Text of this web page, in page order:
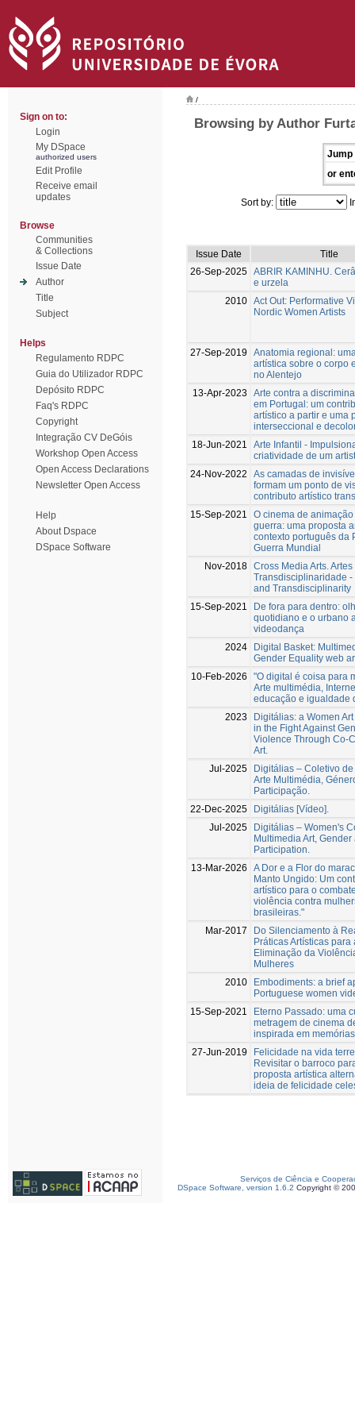
Sign on to:
Login
My DSpace
authorized users
Edit Profile
Receive email
updates
Browse
Communities
& Collections
Issue Date
Author
Title
Subject
Helps
Regulamento RDPC
Guia do Utilizador RDPC
Depósito RDPC
Faq's RDPC
Copyright
Integração CV DeGóis
Workshop Open Access
Open Access Declarations
Newsletter Open Access
Help
About Dspace
DSpace Software
/
Browsing by Author
Jump
or
Sort by:
Issue Date
Title
26-Sep-2025 ABRIR KAMINHU.
e urzela
2010 Act Out: Performative
Nordic Women Artists
27-Sep-2019
Anatomia regional:
artística sobre o corpo
no Alentejo
13-Apr-2023
Arte contra a
em Portugal: um
artístico a partir e uma
interseccional e
18-Jun-2021
Arte Infantil -
criatividade de um
24-Nov-2022
As camadas de
formam um ponto de
contributo artístico
15-Sep-2021
O cinema de
guerra: uma proposta
contexto português da
Guerra Mundial
Nov-2018 Cross Media Arts.
Transdisciplinaridade -
and Transdisciplinarity
15-Sep-2021
De fora para dentro:
quotidiano e o urbano
videodança
2024
Digital Basket:
Gender Equality web
10-Feb-2026
"O digital é coisa para
Arte multimédia,
educação e igualdade
2023
Digitálias: a Women
in the Fight Against
Violence Through Co-
Art.
Jul-2025
Digitálias – Coletivo
Arte Multimédia,
Participação.
22-Dec-2025
Digitálias [Vídeo].
Jul-2025
Digitálias – Women's
Multimedia Art, Gender
Participation.
13-Mar-2026
A Dor e a Flor do
Manto Ungido: Um
artístico para o
violência contra
brasileiras."
Mar-2017
Do Silenciamento à
Práticas Artísticas para
Eliminação da
Mulheres
2010
Embodiments: a brief
Portuguese women
15-Sep-2021
Eterno Passado: uma
metragem de cinema
inspirada em
27-Jun-2019
Felicidade na vida
Revisitar o barroco
proposta artística
ideia de felicidade
Serviços de Ciência e
DSpace Software, version 1.6.2 Copyright ©